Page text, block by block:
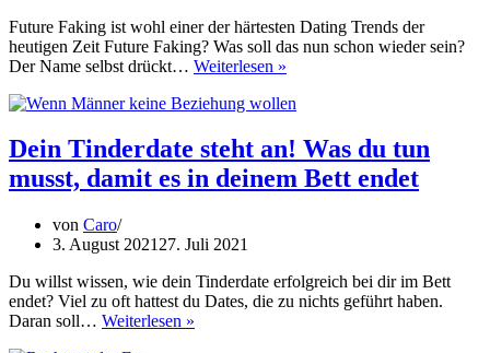
Future Faking ist wohl einer der härtesten Dating Trends der
heutigen Zeit Future Faking? Was soll das nun schon wieder sein?
Der Name selbst drückt… Weiterlesen »
Dieser
Trend
zerstört
das
Dein Tinderdate steht an! Was du tun
musst, damit es in deinem Bett endet
von Caro
3. August 2021 27. Juli 2021
Du willst wissen, wie dein Tinderdate erfolgreich bei dir im Bett
endet? Viel zu oft hattest du Dates, die zu nichts geführt haben.
Daran soll… Weiterlesen »